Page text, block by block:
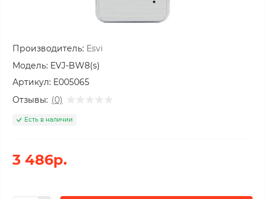
Производитель: Esvi
Модель: EVJ-BW8(s)
Артикул: E005065
Отзывы: (0)
Есть в наличии
3 486р.